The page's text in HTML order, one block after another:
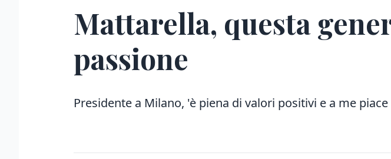
Mattarella, questa
passione
Presidente a Milano, 'è piena di valori positivi e a me